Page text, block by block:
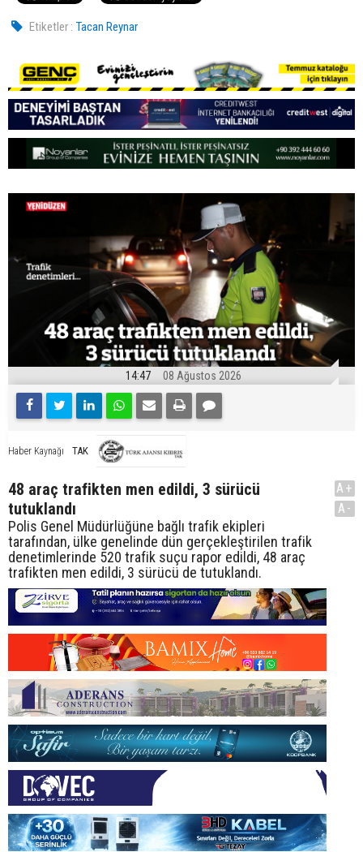
Etiketler : Tacan Reynar
14:47 08 Ağustos 2026
Haber Kaynağı TAK
48 araç trafikten men edildi, 3 sürücü
tutuklandı
Polis Genel Müdürlüğüne bağlı trafik ekipleri
tarafından, ülke genelinde dün gerçekleştirilen trafik
denetimlerinde 520 trafik suçu rapor edildi, 48 araç
trafikten men edildi, 3 sürücü de tutuklandı.
A+
A-